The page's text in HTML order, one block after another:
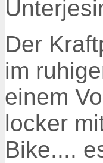
Der
im
einem
locker
Bike....